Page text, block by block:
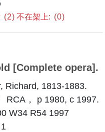
2 不在架上: 0
[Complete opera].
Richard, 1813-1883.
RCA， p 1980, c 1997.
W34 R54 1997